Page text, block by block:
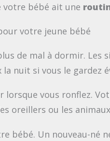
votre bébé ait une
votre jeune bébé
de mal à dormir. Les
nuit si vous le gardez
vous ronflez.
oreillers ou les
bébé. Un nouveau-né